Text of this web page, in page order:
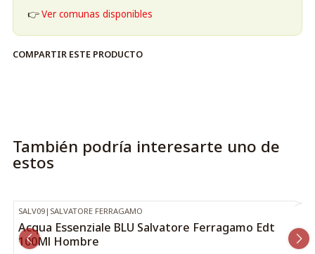
👉Ver comunas disponibles
COMPARTIR ESTE PRODUCTO
También podría interesarte uno de
estos
-29% OFF
SALV09 | SALVATORE FERRAGAMO
Acqua Essenziale BLU Salvatore Ferragamo Edt
100Ml Hombre